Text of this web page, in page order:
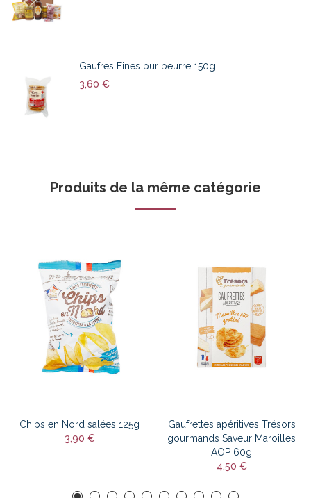
Gaufres Fines pur beurre 150g
3,60 €
Produits de la même catégorie
Chips en Nord salées 125g
3,90 €
Gaufrettes apéritives Trésors
gourmands Saveur Maroilles
AOP 60g
4,50 €